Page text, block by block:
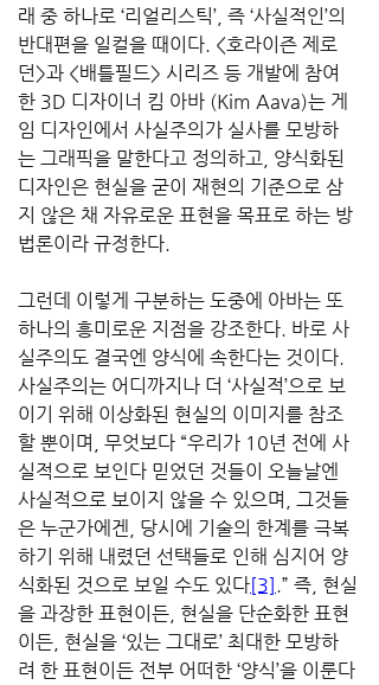
래 중 하나로 ‘리얼리스틱’, 즉 ‘사실적인’의
반대편을 일컬을 때이다. <호라이즌 제로
던>과 <배틀필드> 시리즈 등 개발에 참여
한 3D 디자이너 킴 아바 (Kim Aava)는 게
임 디자인에서 사실주의가 실사를 모방하
는 그래픽을 말한다고 정의하고, 양식화된
디자인은 현실을 굳이 재현의 기준으로 삼
지 않은 채 자유로운 표현을 목표로 하는 방
법론이라 규정한다.
그런데 이렇게 구분하는 도중에 아바는 또
하나의 흥미로운 지점을 강조한다. 바로 사
실주의도 결국엔 양식에 속한다는 것이다.
사실주의는 어디까지나 더 ‘사실적’으로 보
이기 위해 이상화된 현실의 이미지를 참조
할 뿐이며, 무엇보다 “우리가 10년 전에 사
실적으로 보인다 믿었던 것들이 오늘날엔
사실적으로 보이지 않을 수 있으며, 그것들
은 누군가에겐, 당시에 기술의 한계를 극복
하기 위해 내렸던 선택들로 인해 심지어 양
식화된 것으로 보일 수도 있다[3].” 즉, 현실
을 과장한 표현이든, 현실을 단순화한 표현
이든, 현실을 ‘있는 그대로’ 최대한 모방하
려 한 표현이든 전부 어떠한 ‘양식’을 이룬다